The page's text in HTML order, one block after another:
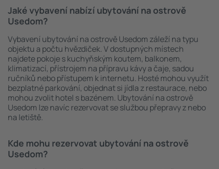
Jaké vybavení nabízí ubytování na ostrově
Usedom?
Vybavení ubytování na ostrově Usedom záleží na typu
objektu a počtu hvězdiček. V dostupných místech
najdete pokoje s kuchyňským koutem, balkonem,
klimatizací, přístrojem na přípravu kávy a čaje, sadou
ručníků nebo přístupem k internetu. Hosté mohou využít
bezplatné parkování, objednat si jídla z restaurace, nebo
mohou zvolit hotel s bazénem. Ubytování na ostrově
Usedom lze navíc rezervovat se službou přepravy z nebo
na letiště.
Kde mohu rezervovat ubytování na ostrově
Usedom?